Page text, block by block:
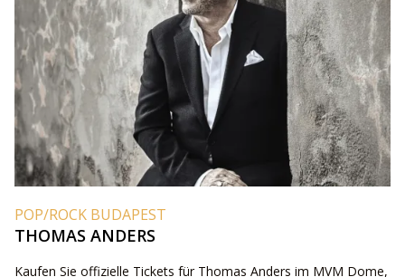
POP/ROCK BUDAPEST
THOMAS ANDERS
Kaufen Sie offizielle Tickets für Thomas Anders im MVM Dome,